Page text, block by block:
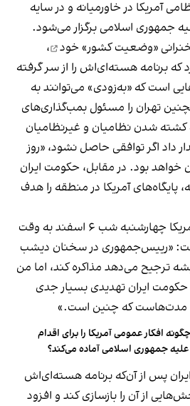
آمریکا در خاورمیانه و در سایه
جمهوری اسلامی برگزار می‌شود.
«وضعیت کشور» خود
،
که برنامه هسته‌ای‌اش را از سر گرفته
است که «به‌زودی» می‌توانند به
تهران را مسئول بمب‌گذاری‌های
کشته شدن نظامیان و غیرنظامیان
داد اگر توافقی حاصل نشود، «روز
خواهد بود. در مقابل، حکومت ایران
پایگاه‌های آمریکا در منطقه را هدف
مارکو روبیو، وزیر خارجه آمریکا چهارشنبه شب ۶ اسفند به وقت
«رییس‌جمهوری در سخنان دیشب
ترجیح می‌دهد مذاکره کند، اما من
ایران تهدیدی بسیار جدی
و مدت‌هاست که چنین است.»
افکار عمومی آمریکا را برای اقدام
جمهوری اسلامی آماده می‌کند؟
پس از آن‌که برنامه هسته‌ای‌اش
از آن را بازسازی کند و افزود